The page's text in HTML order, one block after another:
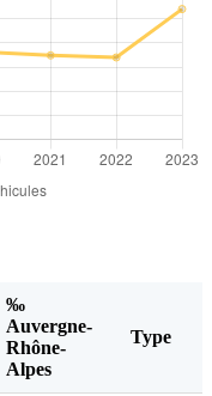
‰
Auvergne-
Rhône-
Alpes
Type